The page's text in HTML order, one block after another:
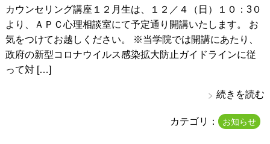
カウンセリング講座１２月生は、１２／４（日）１０：3０
より、ＡＰＣ心理相談室にて予定通り開講いたします。 お
気をつけてお越しください。 ※当学院では開講にあたり、
政府の新型コロナウイルス感染拡大防止ガイドラインに従
って対 […]
続きを読む
カテゴリ： お知らせ